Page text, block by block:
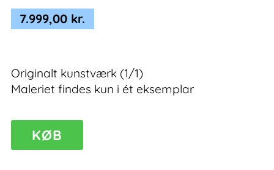
7.999,00 kr.
Originalt kunstværk (1/1)
Maleriet findes kun i ét eksemplar
Pulse
IV
KØB